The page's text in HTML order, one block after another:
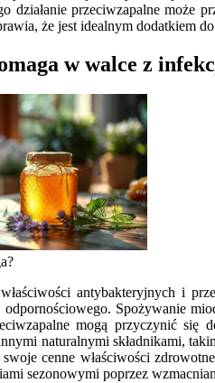
działanie przeciwzapalne
że jest idealnym dodatkiem
w walce z
antybakteryjnych i
Spożywanie
mogą przyczynić
naturalnymi składnikami,
swoje cenne właściwości
sezonowymi poprzez